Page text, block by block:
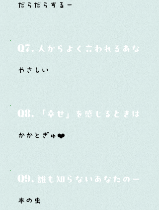
だらだらするー
Q7. 人からよく言われるあなたの
やさしい
Q8. 「幸せ」を感じるときはどん
かかとぎゅ❤️
Q9. 誰も知らないあなたの一面は
本の虫